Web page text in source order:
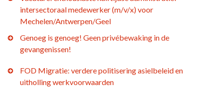
intersectoraal medewerker (m/v/x) voor
Mechelen/Antwerpen/Geel
Genoeg is genoeg! Geen privébewaking in de
gevangenissen!
FOD Migratie: verdere politisering asielbeleid en
uitholling werkvoorwaarden